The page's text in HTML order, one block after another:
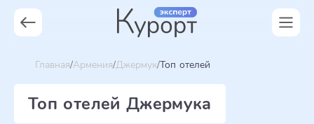
Главная Армения Джермук Топ отелей
Топ отелей Джермука